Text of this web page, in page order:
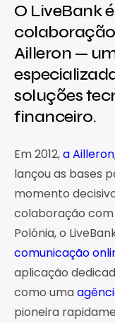
O LiveBank
Ailleron —
soluções
financeiro.
Em 2012,a Ailleron
lançou as bases
momento
colaboração
Polónia, o
comunicação
aplicação
como uma
pioneira